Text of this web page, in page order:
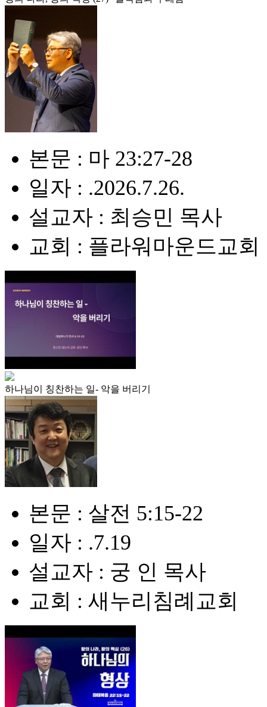
본문 : 마 23:27-28
일자 : .2026.7.26.
설교자 : 최승민 목사
교회 : 플라워마운드교회
하나님이 칭찬하는 일- 악을 버리기
본문 : 살전 5:15-22
일자 : .7.19
설교자 : 궁 인 목사
교회 : 새누리침례교회